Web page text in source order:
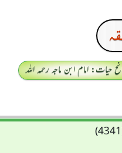
حیات: امام ابن ماجہ رحمہ اللہ